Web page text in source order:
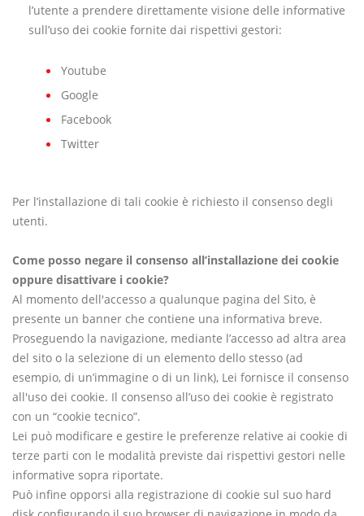
l’utente a prendere direttamente visione delle informative
sull’uso dei cookie fornite dai rispettivi gestori:
Youtube
Google
Facebook
Twitter
Per l’installazione di tali cookie è richiesto il consenso degli
utenti.
Come posso negare il consenso all’installazione dei cookie
oppure disattivare i cookie?
Al momento dell'accesso a qualunque pagina del Sito, è
presente un banner che contiene una informativa breve.
Proseguendo la navigazione, mediante l’accesso ad altra area
del sito o la selezione di un elemento dello stesso (ad
esempio, di un’immagine o di un link), Lei fornisce il consenso
all'uso dei cookie. Il consenso all’uso dei cookie è registrato
con un “cookie tecnico”.
Lei può modificare e gestire le preferenze relative ai cookie di
terze parti con le modalità previste dai rispettivi gestori nelle
informative sopra riportate.
Può infine opporsi alla registrazione di cookie sul suo hard